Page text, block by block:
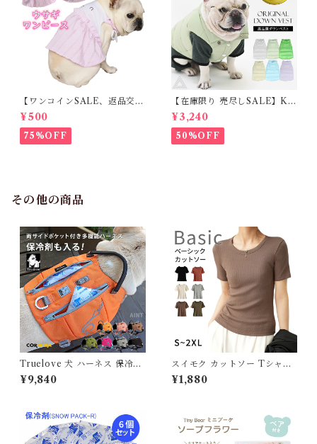
【ワンコインSALE、返品交換
不可】KM171SK フレンチブ
ルドック 犬服 女の子 ピンク
スカート
¥500
75%OFF
【在庫限り 売尽しSALE】K
M952Tダウンベスト 100%ダ
ウン・フェザー 犬 犬服 ダウン
ジャケット ベスト フレンチブ
ルドッグ 冬服 極暖 暖かい 可
¥3,240
50%OFF
その他の商品
Truelove 犬 ハーネス 保冷剤
付き 高機能 夏 熱中症対策 暑
さ対策 ソフトハーネス コーデ
かり 安全 7色 反射素材 かわい
い カラフル 夜間安全 定番 優
しい 保冷剤対応 TLB2251
¥9,840
スイモク カットソー Tシャツ
レディース トップス リブ デイ
リー 半袖 肌触りの良い素材 大
ない オフィス スーツ シンプル
カーキ ブラック ホワイト 562
¥1,880